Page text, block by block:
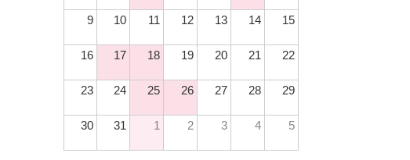
9 10 11 12 13 14 15
16 17 18 19 20 21 22
23 24 25 26 27 28 29
30 31 1 2 3 4 5